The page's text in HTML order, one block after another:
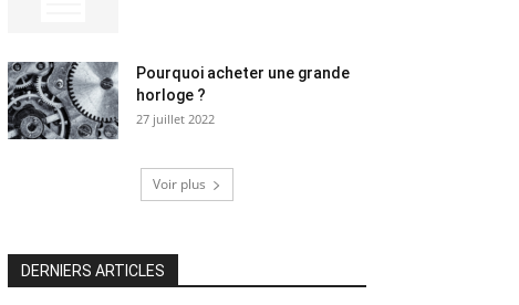
Pourquoi acheter une grande
horloge ?
27 juillet 2022
Voir plus
DERNIERS ARTICLES